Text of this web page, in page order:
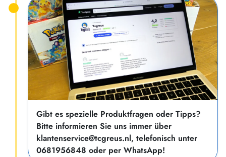
Gibt es spezielle Produktfragen oder Tipps?
Bitte informieren Sie uns immer über
klantenservice@tcgreus.nl, telefonisch unter
0681956848 oder per WhatsApp!